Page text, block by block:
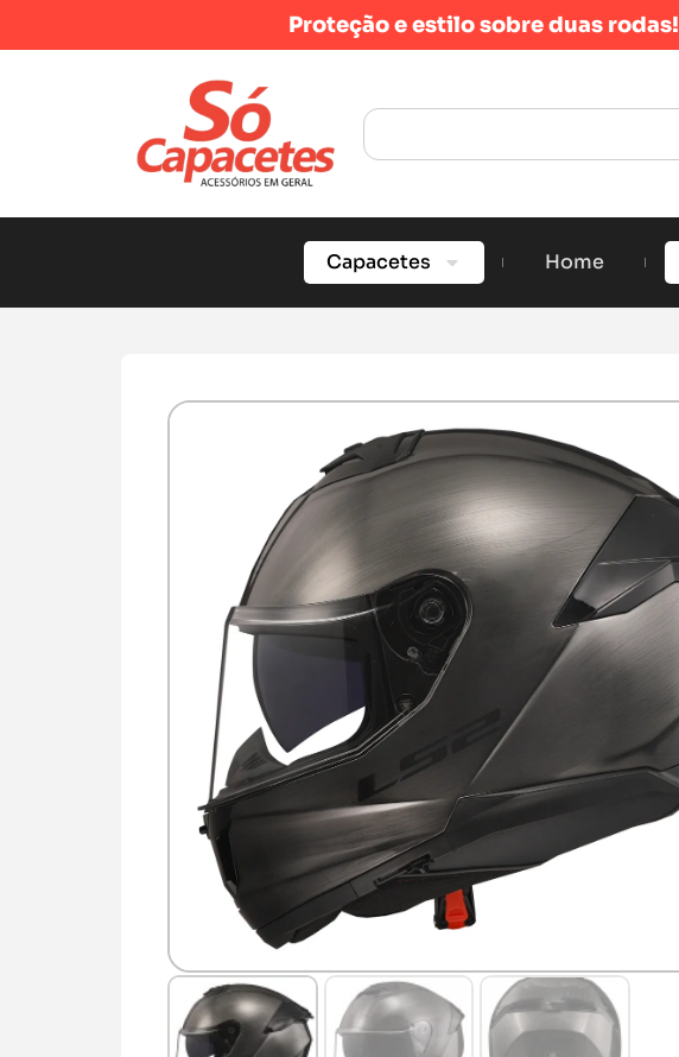
Proteção e estilo sobre duas rodas!
Capacetes Home